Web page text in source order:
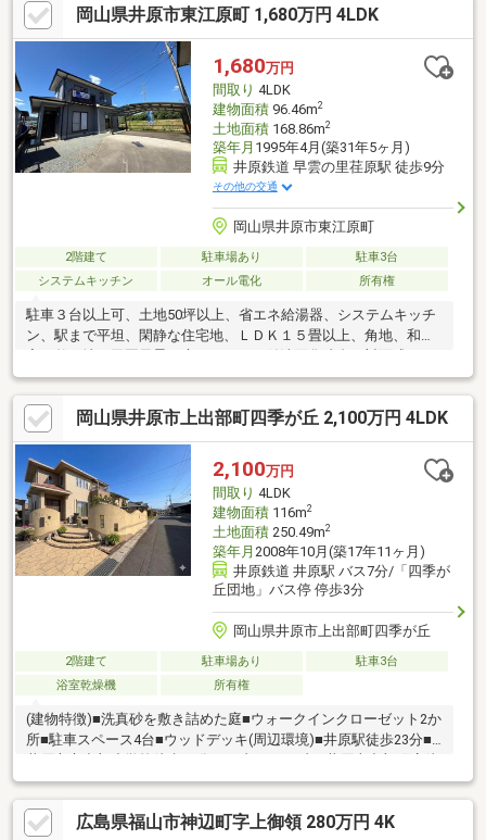
岡山県井原市東江原町 1,680万円 4LDK
1,680万円
間取り 4LDK
建物面積96.46m2
土地面積168.86m2
築年月 1995年4月(築31年5ヶ月)
井原鉄道 早雲の里荏原駅 徒歩9分
その他の交通
岡山県井原市東江原町
2階建て 駐車場あり
駐車3台
システムキッチン
オール電化 所有権
駐車３台以上可、土地50坪以上、省エネ給湯器、システムキッチ
ン、駅まで平坦、閑静な住宅地、ＬＤＫ１５畳以上、角地、和
チン、浴室１坪以上、２階建、オートバス、温水洗浄便座、浴室
に窓、ＴＶモニタ付インターホン、緑豊かな住宅地、ＩＨクッキ
ングヒーター、平坦地
岡山県井原市上出部町四季が丘 2,100万円 4LDK
2,100万円
間取り 4LDK
建物面積116m2
土地面積250.49m2
築年月 2008年10月(築17年11ヶ月)
井原鉄道 井原駅 バス7分/「四季が
丘団地」バス停 停歩3分
岡山県井原市上出部町四季が丘
2階建て 駐車場あり
駐車3台
浴室乾燥機
所有権
(建物特徴)■洗真砂を敷き詰めた庭■ウォークインクローゼット2か
所■駐車スペース4台■ウッドデッキ(周辺環境)■井原駅徒歩23分■
井原市立出部小学校徒歩28分■セブン-イレブン 井原上出部町店徒
歩22分
広島県福山市神辺町字上御領 280万円 4K